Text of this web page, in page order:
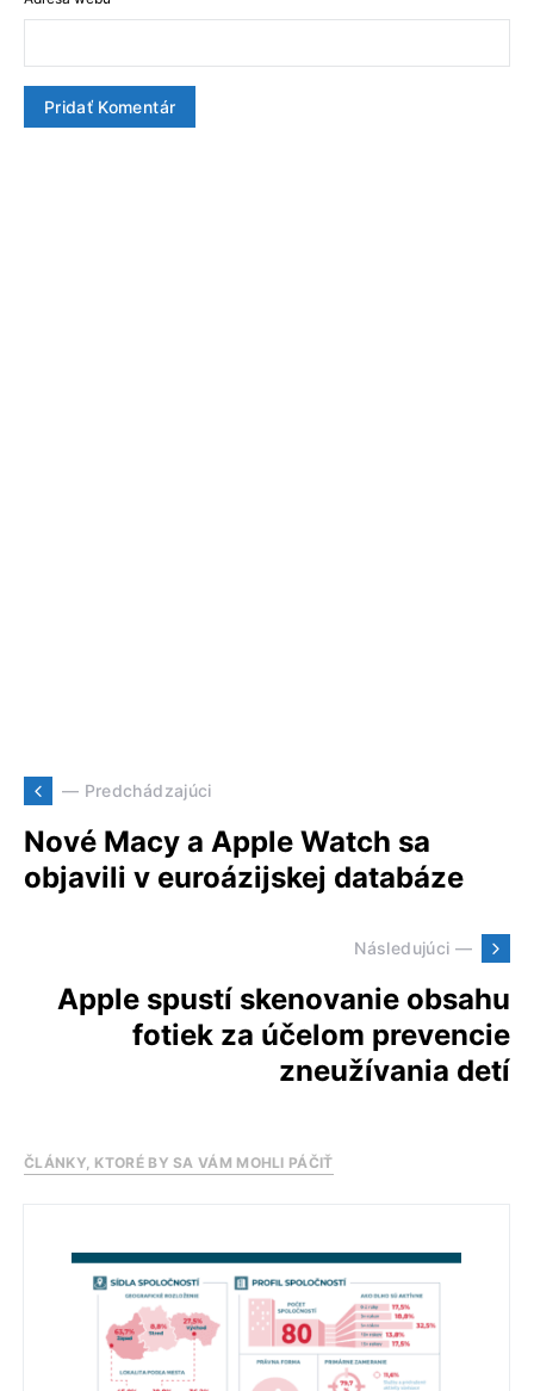
— Predchádzajúci
Nové Macy a Apple Watch sa
objavili v euroázijskej databáze
Následujúci —
Apple spustí skenovanie obsahu
fotiek za účelom prevencie
zneužívania detí
ČLÁNKY, KTORÉ BY SA VÁM MOHLI PÁČIŤ